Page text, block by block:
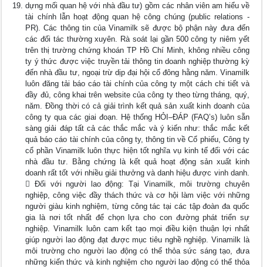
dựng mối quan hệ với nhà đầu tư) gồm các nhân viên am hiểu về
tài chính lẫn hoạt động quan hệ công chúng (public relations -
PR). Các thông tin của Vinamilk sẽ được bộ phận này đưa đến
các đối tác thường xuyên. Rà soát lại gần 500 công ty niêm yết
trên thị trường chứng khoán TP Hồ Chí Minh, không nhiều công
ty ý thức được việc truyền tải thông tin doanh nghiệp thường kỳ
đến nhà đầu tư, ngoại trừ dịp đại hội cổ đông hằng năm. Vinamilk
luôn đăng tải báo cáo tài chính của công ty một cách chi tiết và
đầy đủ, công khai trên website của công ty theo từng tháng, quý,
năm. Đồng thời có cả giải trình kết quả sản xuất kinh doanh của
công ty qua các giai đoạn. Hệ thống HỎI–ĐÁP (FAQ’s) luôn sẵn
sàng giải đáp tất cả các thắc mắc và ý kiến như: thắc mắc kết
quả báo cáo tài chính của công ty, thông tin về Cổ phiếu, Công ty
cổ phần Vinamilk luôn thực hiện tốt nghĩa vụ kinh tế đối với các
nhà đầu tư. Bằng chứng là kết quả hoạt động sản xuất kinh
doanh rất tốt với nhiều giải thưởng và danh hiệu được vinh danh.
 Đối với người lao động: Tại Vinamilk, môi trường chuyên
nghiệp, công việc đầy thách thức và cơ hội làm việc với những
người giàu kinh nghiệm, từng công tác tại các tập đoàn đa quốc
gia là nơi tốt nhất để chọn lựa cho con đường phát triển sự
nghiệp. Vinamilk luôn cam kết tạo mọi điều kiện thuận lợi nhất
giúp người lao động đạt được mục tiêu nghề nghiệp. Vinamilk là
môi trường cho người lao động có thể thỏa sức sáng tạo, đưa
những kiến thức và kinh nghiệm cho người lao động có thể thỏa